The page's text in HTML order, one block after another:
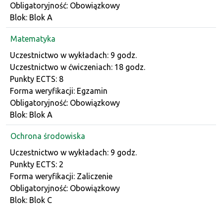
Obligatoryjność: Obowiązkowy
Blok: Blok A
Matematyka
Dane przedmiotu
Uczestnictwo w wykładach: 9 godz.
Uczestnictwo w ćwiczeniach: 18 godz.
Punkty ECTS: 8
Forma weryfikacji: Egzamin
Obligatoryjność: Obowiązkowy
Blok: Blok A
Ochrona środowiska
Dane przedmiotu
Uczestnictwo w wykładach: 9 godz.
Punkty ECTS: 2
Forma weryfikacji: Zaliczenie
Obligatoryjność: Obowiązkowy
Blok: Blok C